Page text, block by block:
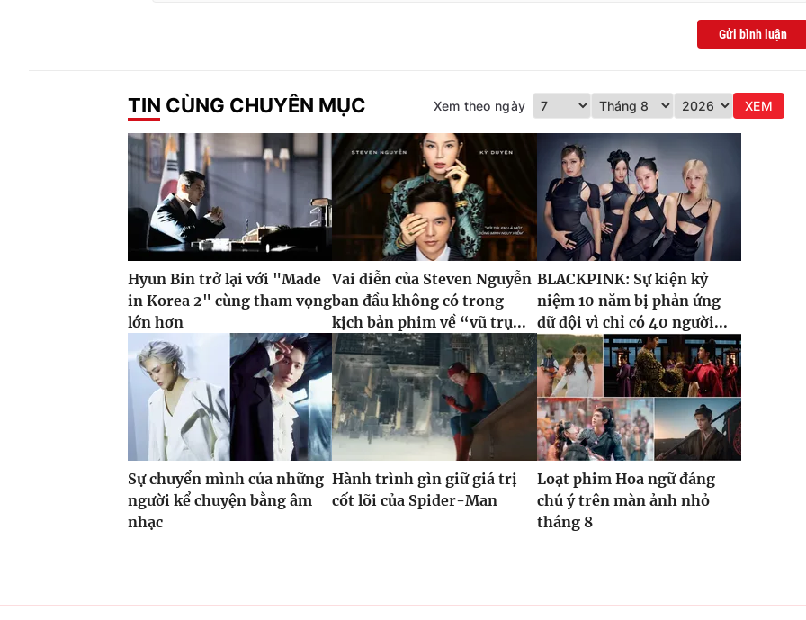
Gửi bình luận
TIN CÙNG CHUYÊN MỤC Xem theo ngày XEM
Hyun Bin trở lại với "Made
in Korea 2" cùng tham vọng
lớn hơn
Vai diễn của Steven Nguyễn
ban đầu không có trong
kịch bản phim về “vũ trụ...
BLACKPINK: Sự kiện kỷ
niệm 10 năm bị phản ứng
dữ dội vì chỉ có 40 người...
Sự chuyển mình của những
người kể chuyện bằng âm
nhạc
Hành trình gìn giữ giá trị
cốt lõi của Spider-Man
Loạt phim Hoa ngữ đáng
chú ý trên màn ảnh nhỏ
tháng 8